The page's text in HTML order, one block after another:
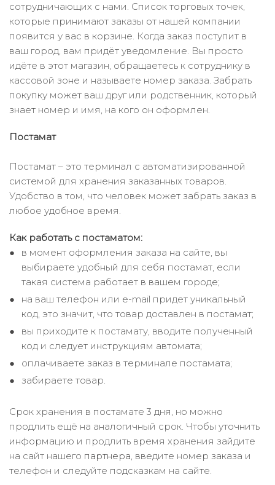
сотрудничающих с нами. Список торговых точек,
которые принимают заказы от нашей компании
появится у вас в корзине. Когда заказ поступит в
ваш город, вам придёт уведомление. Вы просто
идёте в этот магазин, обращаетесь к сотруднику в
кассовой зоне и называете номер заказа. Забрать
покупку может ваш друг или родственник, который
знает номер и имя, на кого он оформлен.
Постамат
Постамат – это терминал с автоматизированной
системой для хранения заказанных товаров.
Удобство в том, что человек может забрать заказ в
любое удобное время.
Как работать с постаматом:
в момент оформления заказа на сайте, вы
выбираете удобный для себя постамат, если
такая система работает в вашем городе;
на ваш телефон или e-mail придет уникальный
код, это значит, что товар доставлен в постамат;
вы приходите к постамату, вводите полученный
код и следует инструкциям автомата;
оплачиваете заказ в терминале постамата;
забираете товар.
Срок хранения в постамате 3 дня, но можно
продлить ещё на аналогичный срок. Чтобы уточнить
информацию и продлить время хранения зайдите
на сайт нашего партнера, введите номер заказа и
телефон и следуйте подсказкам на сайте.